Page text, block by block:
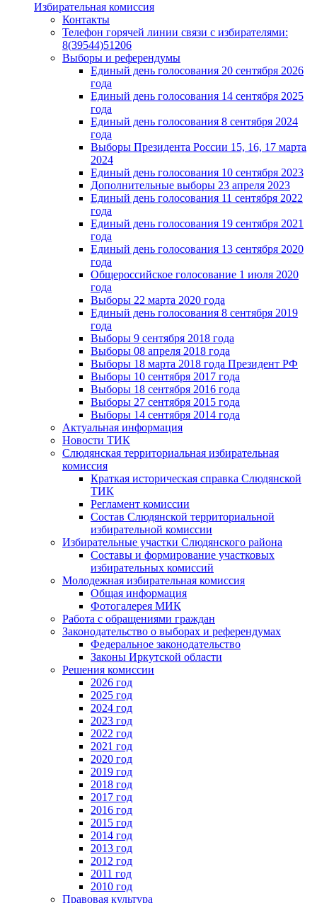
Избирательная комиссия
Контакты
Телефон горячей линии связи с избирателями:
8(39544)51206
Выборы и референдумы
Единый день голосования 20 сентября 2026
года
Единый день голосования 14 сентября 2025
года
Единый день голосования 8 сентября 2024
года
Выборы Президента России 15, 16, 17 марта
2024
Единый день голосования 10 сентября 2023
Дополнительные выборы 23 апреля 2023
Единый день голосования 11 сентября 2022
года
Единый день голосования 19 сентября 2021
года
Единый день голосования 13 сентября 2020
года
Общероссийское голосование 1 июля 2020
года
Выборы 22 марта 2020 года
Единый день голосования 8 сентября 2019
года
Выборы 9 сентября 2018 года
Выборы 08 апреля 2018 года
Выборы 18 марта 2018 года Президент РФ
Выборы 10 сентября 2017 года
Выборы 18 сентября 2016 года
Выборы 27 сентября 2015 года
Выборы 14 сентября 2014 года
Актуальная информация
Новости ТИК
Слюдянская территориальная избирательная
комиссия
Краткая историческая справка Слюдянской
ТИК
Регламент комиссии
Состав Слюдянской территориальной
избирательной комиссии
Избирательные участки Слюдянского района
Составы и формирование участковых
избирательных комиссий
Молодежная избирательная комиссия
Общая информация
Фотогалерея МИК
Работа с обращениями граждан
Законодательство о выборах и референдумах
Федеральное законодательство
Законы Иркутской области
Решения комиссии
2026 год
2025 год
2024 год
2023 год
2022 год
2021 год
2020 год
2019 год
2018 год
2017 год
2016 год
2015 год
2014 год
2013 год
2012 год
2011 год
2010 год
Правовая культура